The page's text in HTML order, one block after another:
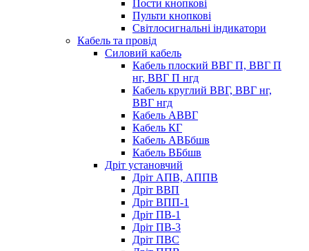
Пости кнопкові
Пульти кнопкові
Світлосигнальні індикатори
Кабель та провід
Силовий кабель
Кабель плоский ВВГ П, ВВГ П
нг, ВВГ П нгд
Кабель круглий ВВГ, ВВГ нг,
ВВГ нгд
Кабель АВВГ
Кабель КГ
Кабель АВБбшв
Кабель ВБбшв
Дріт установчий
Дріт АПВ, АППВ
Дріт ВВП
Дріт ВПП-1
Дріт ПВ-1
Дріт ПВ-3
Дріт ПВС